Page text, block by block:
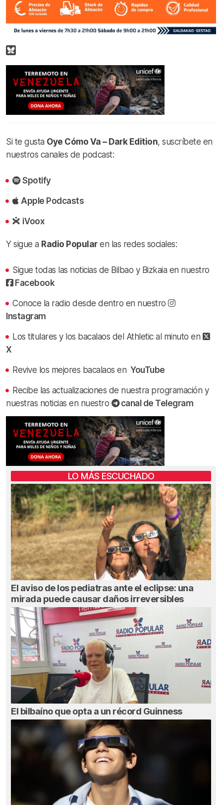
Si te gusta Oye Cómo Va – Dark Edition, suscríbete en
nuestros canales de podcast:
Spotify
Apple Podcasts
iVoox
Y sigue a Radio Popularen las redes sociales:
Sigue todas las noticias de Bilbao y Bizkaia en nuestro
Facebook
Conoce la radio desde dentro en nuestro
Instagram
Los titulares y los bacalaos del Athletic al minuto en
X
Revive los mejores bacalaos en YouTube
Recibe las actualizaciones de nuestra programación y
nuestras noticias en nuestro
canal de Telegram
LO MÁS ESCUCHADO
El aviso de los pediatras ante el eclipse: una
mirada puede causar daños irreversibles
El bilbaíno que opta a un récord Guinness